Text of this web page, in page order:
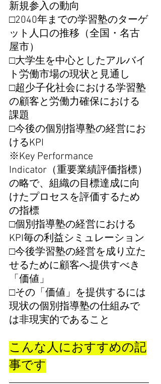
新規参入の動向
□2040年までの学習塾のターゲ
ット人口の推移（全国・名古
屋市）
□大学生を中心としたアルバイ
ト労働市場の現状と見通し
□超少子化社会における学習塾
の顧客と労働力確保における
課題
□今後の個別指導塾の経営にお
けるKPI
※Key Performance
Indicator（重要業績評価指標）
の略で、組織の目標達成に向
けたプロセスを評価するため
の指標
□個別指導塾の経営における
KPI毎の利益シミュレーション
□今後学習塾の経営を成り立た
せるために顧客へ提供すべき
「価値」
□その「価値」を提供するには
現状の個別指導塾の仕組みで
は非現実的であること
こんな人におすすめの記
事です